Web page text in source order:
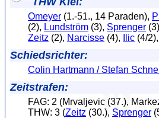
Omeyer (1.-51., 14 Paraden),
(2), Lundström (3), Sprenger
Zeitz (2), Narcisse (4), Ilic (4/2),
Schiedsrichter:
Colin Hartmann / Stefan
Zeitstrafen:
FAG: 2 (Mrvaljevic (37.),
THW: 3 (Zeitz (30.), Sprenger